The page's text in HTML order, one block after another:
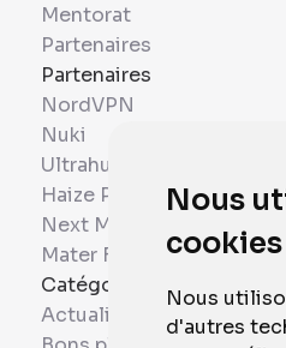
Nous
cookies
Nous
d'autres
Mentorat
Partenaires
Partenaires
NordVPN
Nuki
Ultrahuman
Haize Project
Next Mobiles
Mater France
Catégories
Actualités